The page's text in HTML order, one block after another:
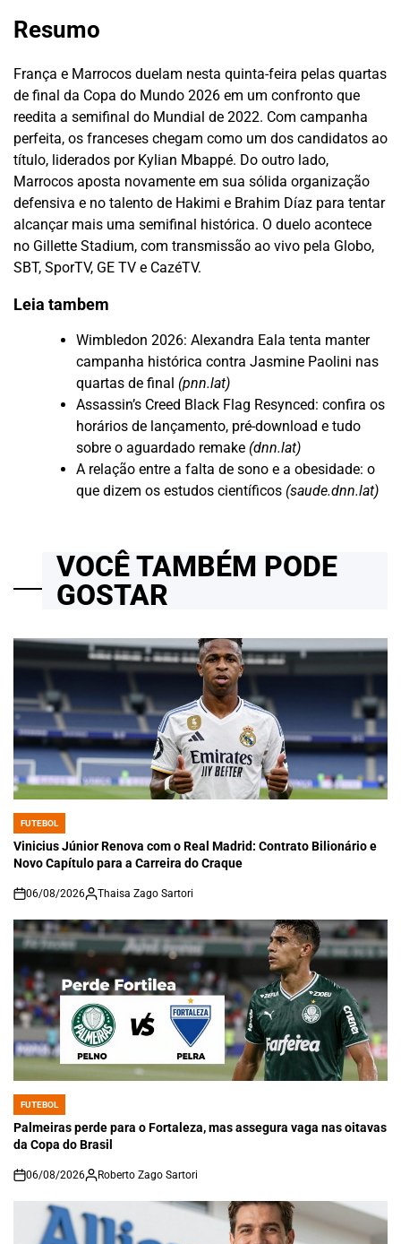
Resumo
França e Marrocos duelam nesta quinta-feira pelas quartas
de final da Copa do Mundo 2026 em um confronto que
reedita a semifinal do Mundial de 2022. Com campanha
perfeita, os franceses chegam como um dos candidatos ao
título, liderados por Kylian Mbappé. Do outro lado,
Marrocos aposta novamente em sua sólida organização
defensiva e no talento de Hakimi e Brahim Díaz para tentar
alcançar mais uma semifinal histórica. O duelo acontece
no Gillette Stadium, com transmissão ao vivo pela Globo,
SBT, SporTV, GE TV e CazéTV.
Leia tambem
Wimbledon 2026: Alexandra Eala tenta manter
campanha histórica contra Jasmine Paolini nas
quartas de final (pnn.lat)
Assassin’s Creed Black Flag Resynced: confira os
horários de lançamento, pré-download e tudo
sobre o aguardado remake (dnn.lat)
A relação entre a falta de sono e a obesidade: o
que dizem os estudos científicos (saude.dnn.lat)
VOCÊ TAMBÉM PODE
GOSTAR
POSTED
IN
FUTEBOL
Vinicius Júnior Renova com o Real Madrid: Contrato Bilionário e
Novo Capítulo para a Carreira do Craque
on
06/08/2026 Thaisa Zago Sartori
POSTED
IN
FUTEBOL
Palmeiras perde para o Fortaleza, mas assegura vaga nas oitavas
da Copa do Brasil
on
06/08/2026 Roberto Zago Sartori